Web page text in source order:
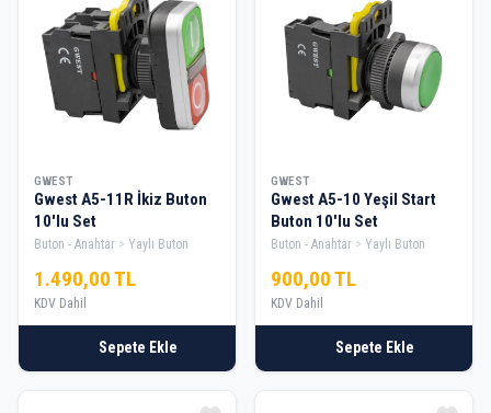
GWEST
Gwest A5-11R İkiz Buton
10'lu Set
Buton - Anahtar Yaylı Buton
1.490,00 TL
KDV Dahil
Sepete Ekle
GWEST
Gwest A5-10 Yeşil Start
Buton 10'lu Set
Buton - Anahtar Yaylı Buton
900,00 TL
KDV Dahil
Sepete Ekle